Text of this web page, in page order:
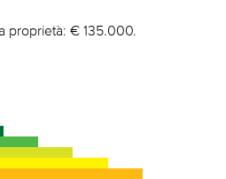
proprietà: € 135.000.